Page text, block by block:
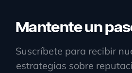
Mantente un
Suscríbete para recibir
estrategias sobre